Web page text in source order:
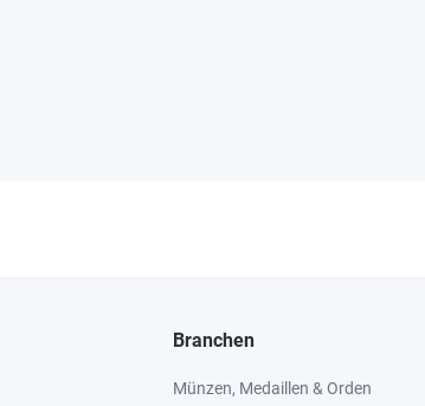
Branchen
Münzen, Medaillen & Orden